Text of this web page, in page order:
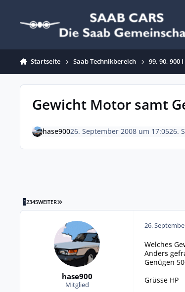
Startseite Saab Technikbereich 99, 90, 900 I
Gewicht Motor samt
hase90026. September 2008 um 17:0526.
12345WEITER LETZTE SEITE
hase900
Mitglied
26.
Welches
Anders
Genügen
Grüsse HP